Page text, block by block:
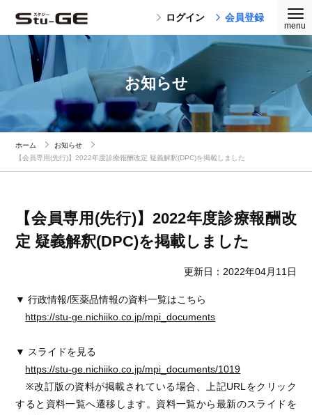
ログイン 会員登録
お知らせ
ホーム
お知らせ
【会員専用(先行)】2022年度診療報酬改定 疑義解釈(DPC)を掲載しました
【会員専用(先行)】2022年度診療報酬改
定 疑義解釈(DPC)を掲載しました
更新日：2022年04月11日
▼ 行政情報/医薬品情報の資料一覧はこちら
https://stu-ge.nichiiko.co.jp/mpi_documents
▼ スライドを見る
https://stu-ge.nichiiko.co.jp/mpi_documents/1019
※改訂版の資料が掲載されている場合、上記URLをクリック
すると資料一覧へ遷移します。資料一覧から最新のスライドを